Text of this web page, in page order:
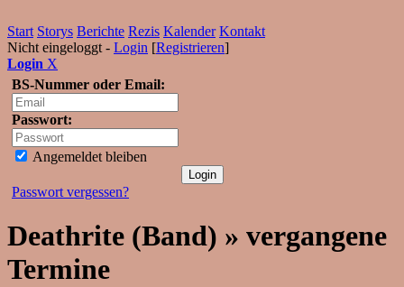
Start Storys Berichte Rezis Kalender Kontakt
Nicht eingeloggt - Login [Registrieren]
Login X
BS-Nummer oder Email:
Passwort:
Angemeldet bleiben
Passwort vergessen?
Deathrite (Band) » vergangene
Termine